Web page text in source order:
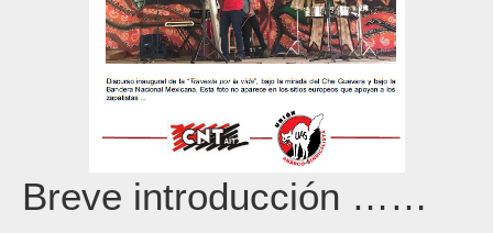
Breve introducción ……